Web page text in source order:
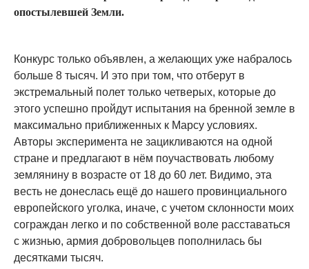
опостылевшей Земли.
Конкурс только объявлен, а желающих уже набралось
больше 8 тысяч. И это при том, что отберут в
экстремальный полет только четверых, которые до
этого успешно пройдут испытания на бренной земле в
максимально приближенных к Марсу условиях.
Авторы эксперимента не зацикливаются на одной
стране и предлагают в нём поучаствовать любому
землянину в возрасте от 18 до 60 лет. Видимо, эта
весть не донеслась ещё до нашего провинциального
европейского уголка, иначе, с учетом склонности моих
сограждан легко и по собственной воле расставаться
с жизнью, армия добровольцев пополнилась бы
десятками тысяч.